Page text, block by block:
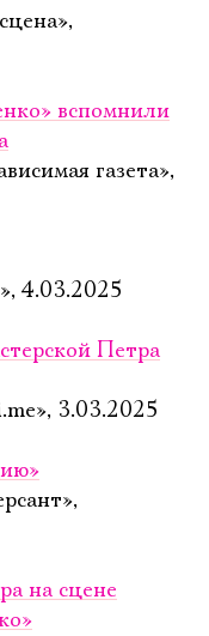
вспомнили
газета»,
4.03.2025
Петра
3.03.2025
на сцене